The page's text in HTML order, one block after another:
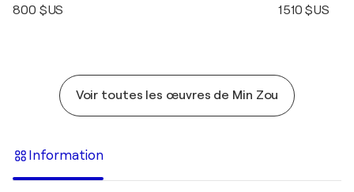
800 $US 1 510 $US
Voir toutes les œuvres de Min Zou
Information